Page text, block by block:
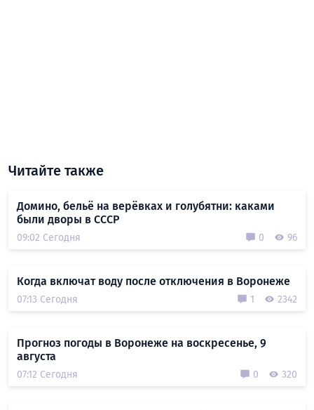
Читайте также
Домино, бельё на верёвках и голубятни: каками
были дворы в СССР
09:02 Сегодня 0 96
Когда включат воду после отключения в Воронеже
07:13 Сегодня 1 2342
Прогноз погоды в Воронеже на воскресенье, 9
августа
07:12 Сегодня 0 320